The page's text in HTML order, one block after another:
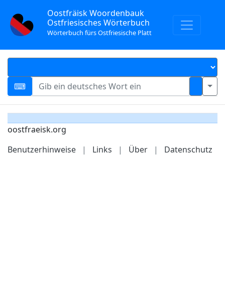
Oostfräisk Woordenbauk
Ostfriesisches Wörterbuch
Wörterbuch fürs Ostfriesische Platt
oostfraeisk.org
Benutzerhinweise
| Links | Über | Datenschutz